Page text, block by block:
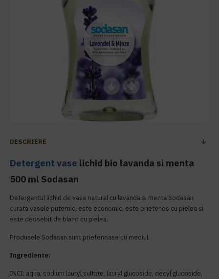
DESCRIERE
Detergent vase lichid bio lavanda si menta
500 ml Sodasan
Detergentul lichid de vase natural cu lavanda si menta Sodasan
curata vasele puternic, este economic, este prietenos cu pielea si
este deosebit de bland cu pielea.
Produsele Sodasan sunt prietenoase cu mediul.
Ingrediente:
INCI: aqua, sodium lauryl sulfate, lauryl glucoside, decyl glucoside,